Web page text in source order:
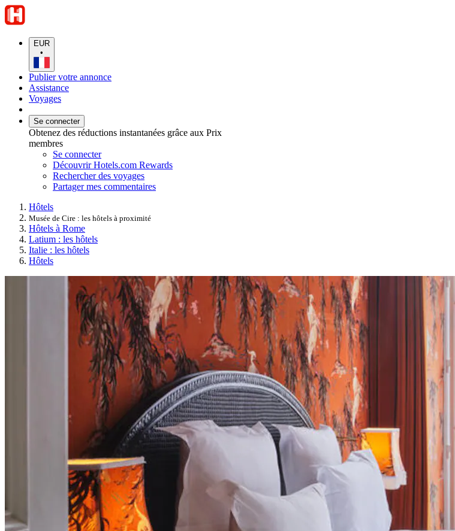
EUR
•
Publier votre annonce
Assistance
Voyages
Se connecter
Obtenez des réductions instantanées grâce aux Prix
membres
Se connecter
Découvrir Hotels.com Rewards
Rechercher des voyages
Partager mes commentaires
Hôtels
Musée de Cire : les hôtels à proximité
Hôtels à Rome
Latium : les hôtels
Italie : les hôtels
Hôtels